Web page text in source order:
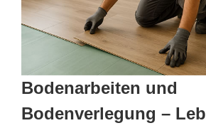
Bodenarbeiten und
Bodenverlegung –